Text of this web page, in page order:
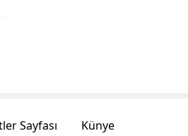
Sayfası
Künye